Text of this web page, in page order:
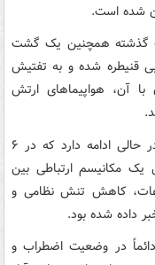
شده است.
گذشته همچنین یک گشت
قنیطره شده و به تفتیش
آن، هواپیماهای ارتش
این حملات صهیونیست‌ها به جنوب سوریه در حالی ادامه دارد که در ۶
یک مکانیسم ارتباطی بین
کاهش تنش نظامی و
داده شده بود.
در وضعیت اضطراب و